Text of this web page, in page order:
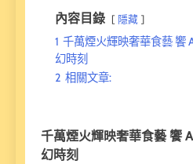
內容目錄 隱藏
1 千萬煙火輝映奢華食藝 饗
幻時刻
2 相關文章:
千萬煙火輝映奢華食藝 饗
幻時刻